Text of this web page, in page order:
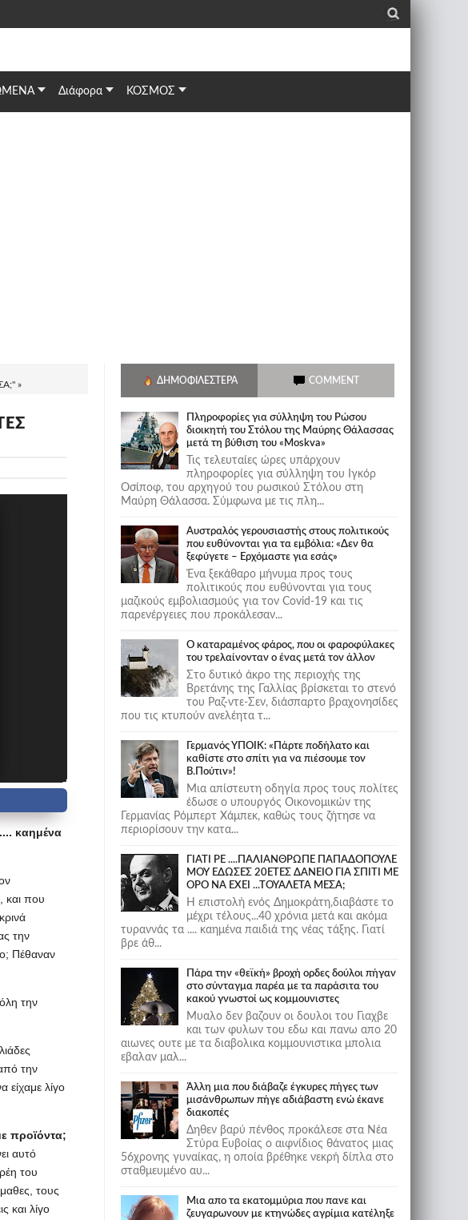
_
Διάφορα ΚΟΣΜΟΣ
»
καημένα
και που
την
Πέθαναν
την
την
είχαμε λίγο
προϊόντα;
αυτό
του
τους
και λίγο
ΔΗΜΟΦΙΛΈΣΤΕΡΑ COMMENT
Πληροφορίες για σύλληψη του Ρώσου
διοικητή του Στόλου της Mαύρης Θάλασσας
μετά τη βύθιση του «Moskva»
Τις τελευταίες ώρες υπάρχουν
πληροφορίες για σύλληψη του Ιγκόρ
Οσίποφ, του αρχηγού του ρωσικού Στόλου στη
Μαύρη Θάλασσα. Σύμφωνα με τις πλη...
Αυστραλός γερουσιαστής στους πολιτικούς
που ευθύνονται για τα εμβόλια: «Δεν θα
ξεφύγετε – Ερχόμαστε για εσάς»
Ένα ξεκάθαρο μήνυμα προς τους
πολιτικούς που ευθύνονται για τους
μαζικούς εμβολιασμούς για τον Covid-19 και τις
παρενέργειες που προκάλεσαν...
Ο καταραμένος φάρος, που οι φαροφύλακες
του τρελαίνονταν ο ένας μετά τον άλλον
Στο δυτικό άκρο της περιοχής της
Βρετάνης της Γαλλίας βρίσκεται το στενό
του Ραζ-ντε-Σεν, διάσπαρτο βραχονησίδες
που τις κτυπούν ανελέητα τ...
Γερμανός ΥΠΟΙΚ: «Πάρτε ποδήλατο και
καθίστε στο σπίτι για να πιέσουμε τον
Β.Πούτιν»!
Μια απίστευτη οδηγία προς τους πολίτες
έδωσε ο υπουργός Οικονομικών της
Γερμανίας Ρόμπερτ Χάμπεκ, καθώς τους ζήτησε να
περιορίσουν την κατα...
ΓΙΑΤΙ ΡΕ ....ΠΑΛΙΑΝΘΡΩΠΕ ΠΑΠΑΔΟΠΟΥΛΕ
ΜΟΥ ΕΔΩΣΕΣ 20ΕΤΕΣ ΔΑΝΕΙΟ ΓΙΑ ΣΠΙΤΙ ΜΕ
ΟΡΟ ΝΑ ΕΧΕΙ ...ΤΟΥΑΛΕΤΑ ΜΕΣΑ;
Η επιστολή ενός Δημοκράτη,διαβάστε το
μέχρι τέλους...40 χρόνια μετά και ακόμα
τυραννάς τα .... καημένα παιδιά της νέας τάξης. Γιατί
βρε άθ...
Πάρα την «θεϊκή» βροχή ορδες δούλοι πήγαν
στο σύνταγμα παρέα με τα παράσιτα του
κακού γνωστοί ως κομμουνιστες
Μυαλο δεν βαζουν οι δουλοι του Γιαχβε
και των φυλων του εδω και πανω απο 20
αιωνες ουτε με τα διαβολικα κομμουνιστικα μπολια
εβαλαν μαλ...
Άλλη μια που διάβαζε έγκυρες πήγες των
μισάνθρωπων πήγε αδιάβαστη ενώ έκανε
διακοπές
Δηθεν βαρύ πένθος προκάλεσε στα Νέα
Στύρα Ευβοίας ο αιφνίδιος θάνατος μιας
56χρονης γυναίκας, η οποία βρέθηκε νεκρή δίπλα στο
σταθμευμένο αυ...
Μια απο τα εκατομμύρια που πανε και
ζευγαρωνουν με κτηνώδες αγρίμια κατέληξε